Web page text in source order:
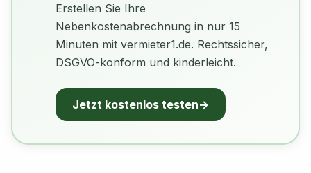
Erstellen Sie Ihre
Nebenkostenabrechnung in nur 15
Minuten mit vermieter1.de. Rechtssicher,
DSGVO-konform und kinderleicht.
Jetzt kostenlos testen→